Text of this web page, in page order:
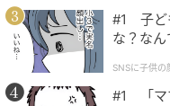
2、姉からのLINE
#1 子ど
な？なん
SNSに子供の
#1 「マ